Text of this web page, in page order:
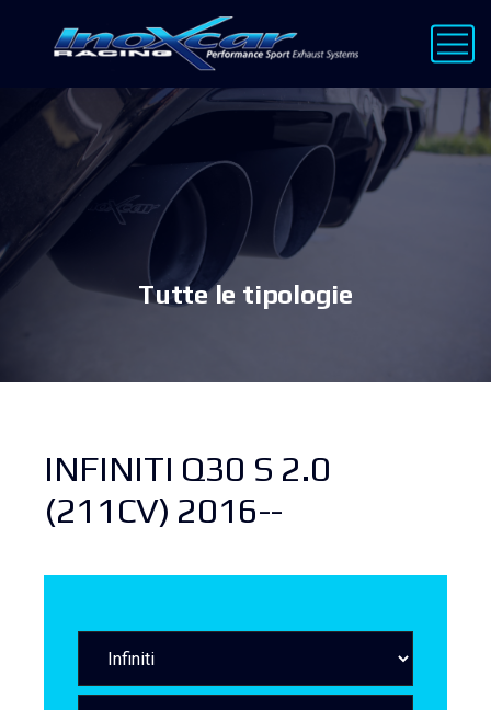
Tutte le tipologie
INFINITI Q30 S 2.0
(211CV) 2016--